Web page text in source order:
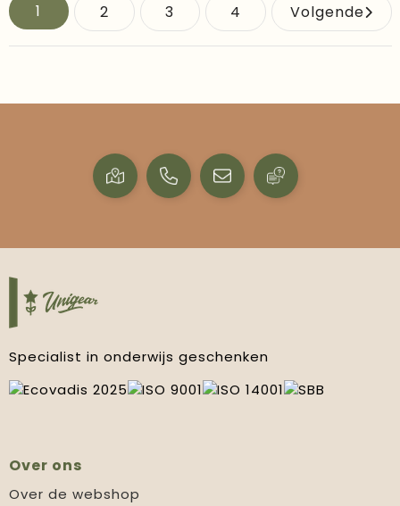
1 2 3 4 Volgende
Specialist in onderwijs geschenken
Over ons
Over de webshop